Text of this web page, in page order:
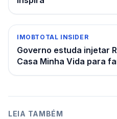
IMOBTOTAL INSIDER
Governo estuda injetar
Casa Minha Vida para
LEIA TAMBÉM